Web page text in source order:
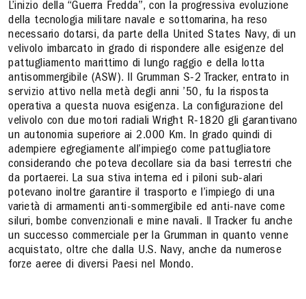
L’inizio della “Guerra Fredda”, con la progressiva evoluzione
della tecnologia militare navale e sottomarina, ha reso
necessario dotarsi, da parte della United States Navy, di un
velivolo imbarcato in grado di rispondere alle esigenze del
pattugliamento marittimo di lungo raggio e della lotta
antisommergibile (ASW). Il Grumman S-2 Tracker, entrato in
servizio attivo nella metà degli anni ’50, fu la risposta
operativa a questa nuova esigenza. La configurazione del
velivolo con due motori radiali Wright R-1820 gli garantivano
un autonomia superiore ai 2.000 Km. In grado quindi di
adempiere egregiamente all’impiego come pattugliatore
considerando che poteva decollare sia da basi terrestri che
da portaerei. La sua stiva interna ed i piloni sub-alari
potevano inoltre garantire il trasporto e l’impiego di una
varietà di armamenti anti-sommergibile ed anti-nave come
siluri, bombe convenzionali e mine navali. Il Tracker fu anche
un successo commerciale per la Grumman in quanto venne
acquistato, oltre che dalla U.S. Navy, anche da numerose
forze aeree di diversi Paesi nel Mondo.